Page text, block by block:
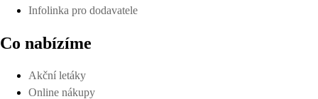
Infolinka pro dodavatele
Co nabízíme
Akční letáky
Online nákupy